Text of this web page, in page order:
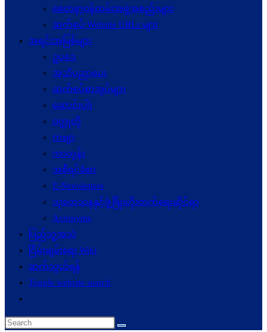
စေတနာ့ဝန်ထမ်းအဖွဲ့အစည်းများ
ဆက်စပ် Website URLs များ
အရင်းအမြစ်များ
ဥပဒေ
အသိပညာပေး
ဆက်စပ်စာအုပ်များ
ဆောင်းပါး
ဝတ္ထုတို
ကဗျာ
ကာတွန်း
အစီရင်ခံစာ
E-Newsletters
သုတေသနနှင့်ဖွံ့ဖြိုးတိုးတက်ရေးဆိုင်ရာ
Acronyms
ပြည်သူ့အသံ
ငြိမ်းချမ်းရေး Wiki
ဆက်သွယ်ရန်
Toggle website search